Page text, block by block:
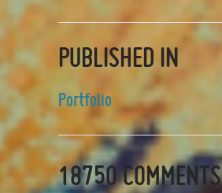
PUBLISHED IN
Portfolio
18750COMMENTS